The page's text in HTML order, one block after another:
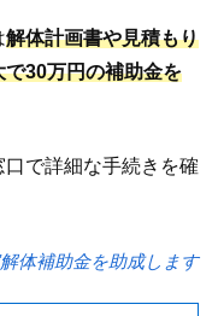
解体計画書や見積もり
30万円の補助金を
で詳細な手続きを確
体補助金を助成します